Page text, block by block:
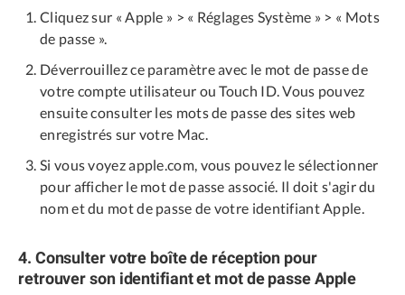
Cliquez sur « Apple » > « Réglages Système » > « Mots
de passe ».
Déverrouillez ce paramètre avec le mot de passe de
votre compte utilisateur ou Touch ID. Vous pouvez
ensuite consulter les mots de passe des sites web
enregistrés sur votre Mac.
Si vous voyez apple.com, vous pouvez le sélectionner
pour afficher le mot de passe associé. Il doit s'agir du
nom et du mot de passe de votre identifiant Apple.
4. Consulter votre boîte de réception pour
retrouver son identifiant et mot de passe Apple